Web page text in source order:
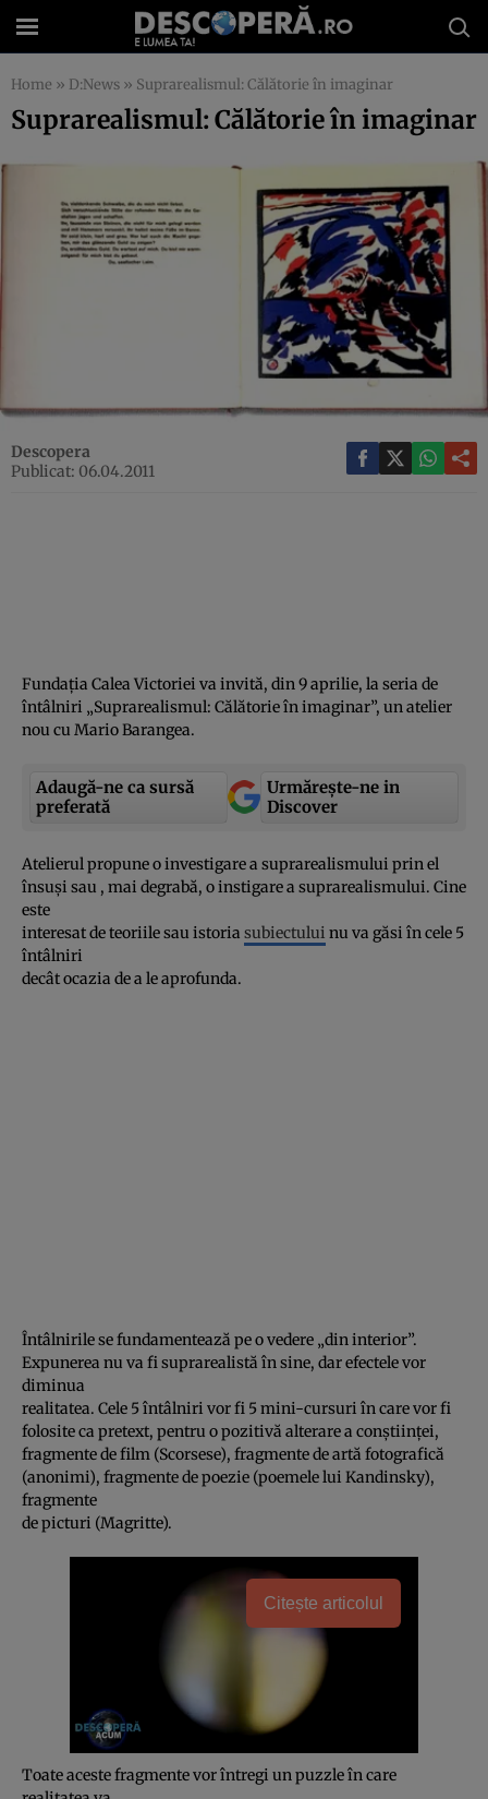
Home » D:News » Suprarealismul: Călătorie în imaginar
Suprarealismul: Călătorie în imaginar
Descopera
Publicat: 06.04.2011
Fundaţia Calea Victoriei va invită, din 9 aprilie, la seria de
întâlniri „Suprarealismul: Călătorie în imaginar”, un atelier
nou cu Mario Barangea.
Adaugă-ne ca sursă
preferată
Urmărește-ne in
Discover
Atelierul propune o investigare a suprarealismului prin el
însuşi sau , mai degrabă, o instigare a suprarealismului. Cine
este
interesat de teoriile sau istoria subiectului nu va găsi în cele 5
întâlniri
decât ocazia de a le aprofunda.
Întâlnirile se fundamentează pe o vedere „din interior”.
Expunerea nu va fi suprarealistă în sine, dar efectele vor
diminua
realitatea. Cele 5 întâlniri vor fi 5 mini-cursuri în care vor fi
folosite ca pretext, pentru o pozitivă alterare a conştiinţei,
fragmente de film (Scorsese), fragmente de artă fotografică
(anonimi), fragmente de poezie (poemele lui Kandinsky),
fragmente
de picturi (Magritte).
Citește articolul
Toate aceste fragmente vor întregi un puzzle în care